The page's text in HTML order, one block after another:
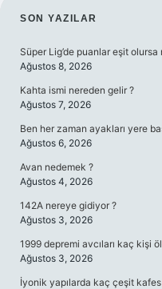
SIDEBAR
SON YAZILAR
Süper Lig’de puanlar eşit olursa
Ağustos 8, 2026
Kahta ismi nereden gelir ?
Ağustos 7, 2026
Ben her zaman ayakları yere
Ağustos 6, 2026
Avan nedemek ?
Ağustos 4, 2026
142A nereye gidiyor ?
Ağustos 3, 2026
1999 depremi avcıları kaç kişi
Ağustos 3, 2026
İyonik yapılarda kaç çeşit kafes